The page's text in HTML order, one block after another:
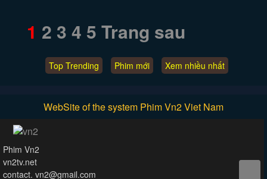
1 2 3 4 5 Trang sau
Top Trending Phim mới Xem nhiều nhất
WebSite of the system Phim Vn2 Viet Nam
Phim Vn2
vn2tv.net
contact. vn2@gmail.com